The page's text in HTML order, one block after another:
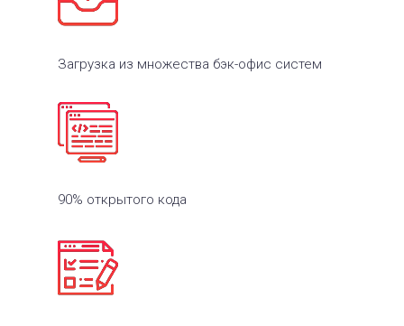
Загрузка из множества бэк-офис систем
90% открытого кода